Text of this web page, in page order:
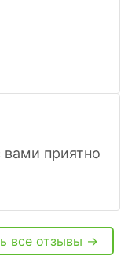
вами приятно
все отзывы →